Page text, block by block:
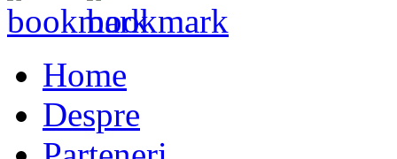
Home
Despre